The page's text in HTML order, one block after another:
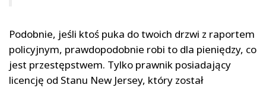
Podobnie, jeśli ktoś puka do twoich drzwi z raportem
policyjnym, prawdopodobnie robi to dla pieniędzy, co
jest przestępstwem. Tylko prawnik posiadający
licencję od Stanu New Jersey, który został